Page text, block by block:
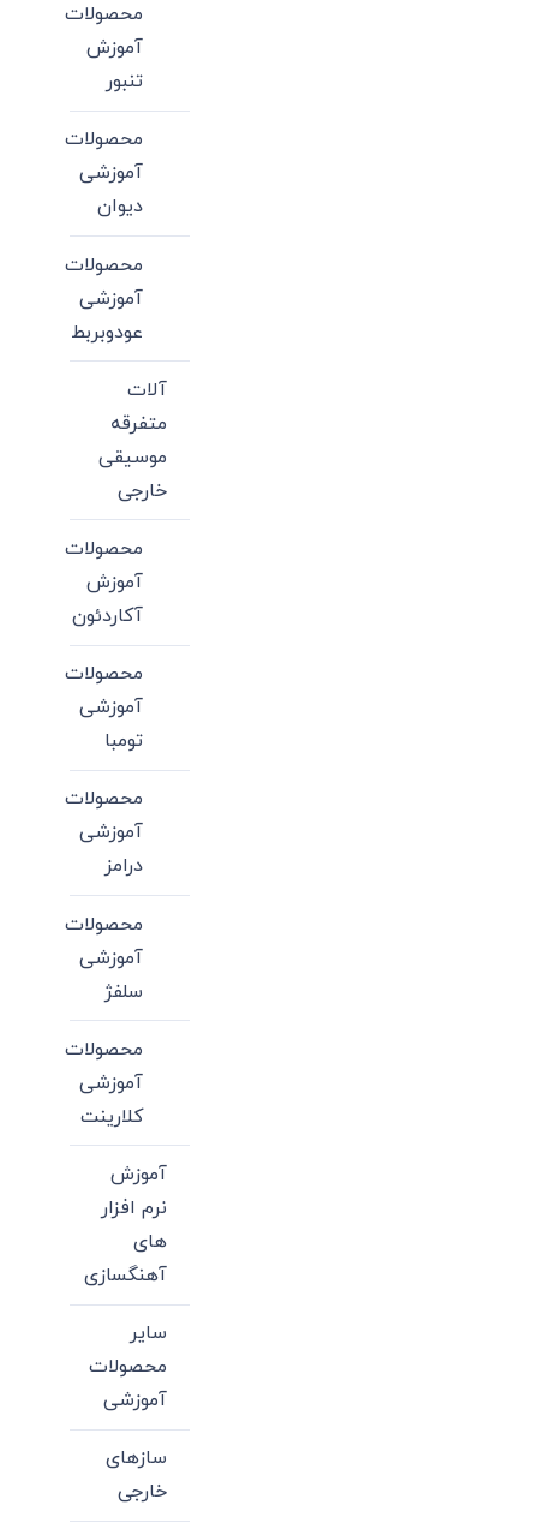
محصولات
آموزش
تنبور
محصولات
آموزشی
دیوان
محصولات
آموزشی
عودوبربط
آلات
متفرقه
موسیقی
خارجی
محصولات
آموزش
آکاردئون
محصولات
آموزشی
تومبا
محصولات
آموزشی
درامز
محصولات
آموزشی
سلفژ
محصولات
آموزشی
کلارینت
آموزش
نرم افزار
های
آهنگسازی
سایر
محصولات
آموزشی
سازهای
خارجی